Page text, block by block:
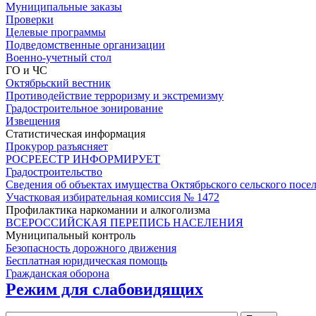
Муниципальные заказы
Проверки
Целевые программы
Подведомственные организации
Военно-учетный стол
ГО и ЧС
Октябрьский вестник
Противодействие терроризму и экстремизму
Градостроительное зонирование
Извещения
Статистическая информация
Прокурор разъясняет
РОСРЕЕСТР ИНФОРМИРУЕТ
Градостроительство
Сведения об объектах имущества Октябрьского сельского
Участковая избирательная комиссия № 1472
Профилактика наркомании и алкоголизма
ВСЕРОССИЙСКАЯ ПЕРЕПИСЬ НАСЕЛЕНИЯ
Муниципальный контроль
Безопасность дорожного движения
Бесплатная юридическая помощь
Гражданская оборона
Режим для слабовидящих